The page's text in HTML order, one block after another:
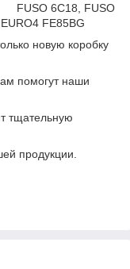
FUSO 6C18, FUSO
FE85BG
новую коробку
помогут наши
тщательную
продукции.